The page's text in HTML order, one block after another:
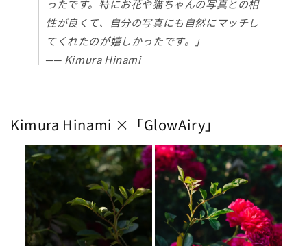
ったです。特にお花や猫ちゃんの写真との相
性が良くて、自分の写真にも自然にマッチし
てくれたのが嬉しかったです。」
── Kimura Hinami
Kimura Hinami ×「GlowAiry」